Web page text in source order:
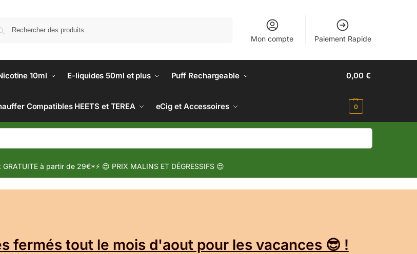
Mon compte Paiement Rapide
10ml E-liquides 50ml et plus Puff Rechargeable
Compatibles HEETS et TEREA eCig et Accessoires
0,00€
0
GRATUITE à partir de 29€*⚡ 😍 PRIX MALINS ET DÉGRESSIFS 😍
fermés tout le mois d'aout pour les vacances 😎 !